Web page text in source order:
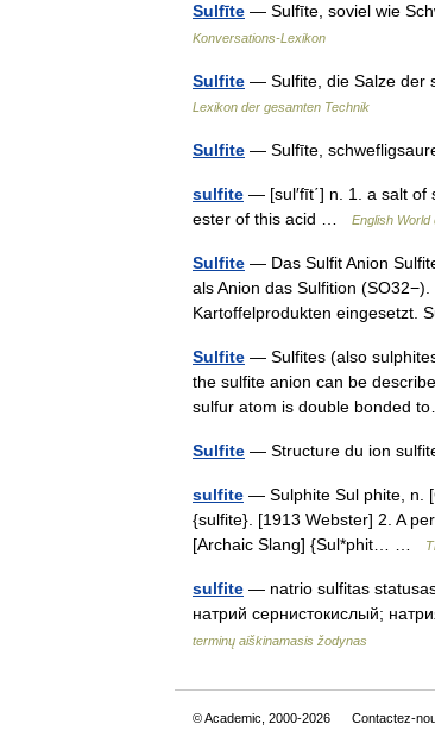
Sulfīte — Sulfīte, soviel wie
Konversations-Lexikon
Sulfite — Sulfite, die Salze der
Lexikon der gesamten Technik
Sulfite — Sulfīte,
sulfite — [sul′fīt΄] n. 1. a salt of
ester of this acid …
English World
Sulfite — Das Sulfit Anion
als Anion das Sulfition
Kartoffelprodukten eingesetzt.
Sulfite — Sulfites (also
the sulfite anion can be
sulfur atom is double bonded
Sulfite — Structure du ion
sulfite — Sulphite Sul phite, n.
{sulfite}. [1913 Webster] 2. A
[Archaic Slang] {Sul*phit… …
sulfite — natrio sulfitas
натрий сернистокислый;
terminų aiškinamasis žodynas
© Academic, 2000-2026 Contactez-